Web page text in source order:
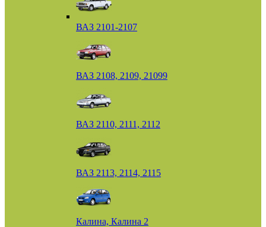
ВАЗ 2101-2107
ВАЗ 2108, 2109, 21099
ВАЗ 2110, 2111, 2112
ВАЗ 2113, 2114, 2115
Калина, Калина 2